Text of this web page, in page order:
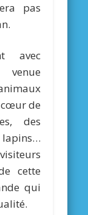
pas
avec
cœur de
des
lapins…
cette
qui